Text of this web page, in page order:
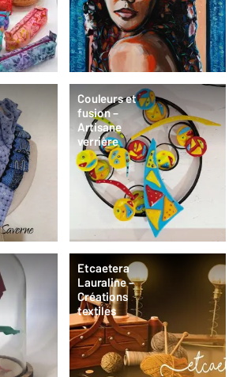
Couleurs et
fusion –
Artisane
verrière
Etcaetera
Lauraline –
Créations
textiles